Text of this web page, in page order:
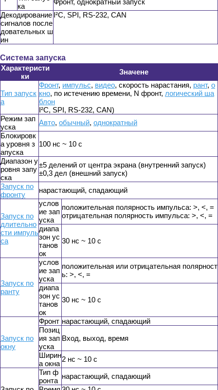
ка
Фронт, однократный запуск
Декодирование
сигналов после
довательных ш
ин
I²C, SPI, RS-232, CAN
Система запуска
Характеристи
ки
Значене
Тип запуск
а
Фронт, импульс, видео, скорость нарастания, рант, о
кно, по истечению времени, N фронт, логический ша
блон
I²C, SPI, RS-232, CAN)
Режим зап
уска
Авто, обычный, однократный
Блокировк
а уровня з
апуска
100 нс ~ 10 с
Диапазон у
ровня запу
ска
±5 делений от центра экрана (внутренний запуск)
±0,3 дел (внешний запуск)
Запуск по
фронту
нарастающий, спадающий
Запуск по
длительно
сти импуль
са
услов
ие зап
уска
положительная полярность импульса: >, <, =
отрицательная полярность импульса: >, <, =
диапа
зон ус
танов
ок
30 нс ~ 10 с
Запуск по
ранту
услов
ие зап
уска
положительная или отрицательная полярност
ь: >, <, =
диапа
зон ус
танов
ок
30 нс ~ 10 с
Запуск по
окну
Фронт нарастающий, спадающий
Позиц
ия зап
уска
Вход, выход, время
Ширин
а окна
2 нс ~ 10 с
Тип ф
ронта
нарастающий, спадающий